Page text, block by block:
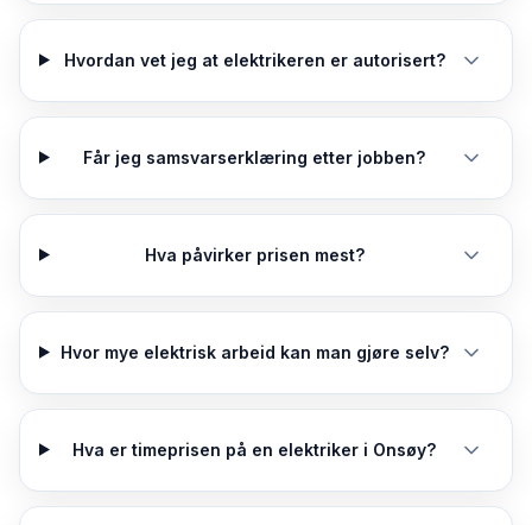
Hvordan vet jeg at elektrikeren er autorisert?
Får jeg samsvarserklæring etter jobben?
Hva påvirker prisen mest?
Hvor mye elektrisk arbeid kan man gjøre selv?
Hva er timeprisen på en elektriker i Onsøy?